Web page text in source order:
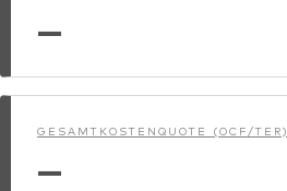
—
GESAMTKOSTENQUOTE (OCF/TER)
—